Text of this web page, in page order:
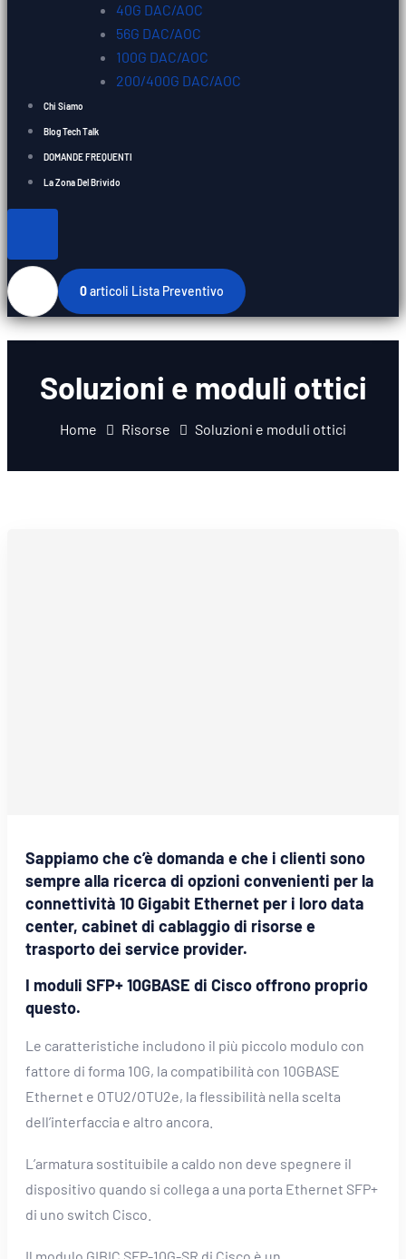
40G DAC/AOC
56G DAC/AOC
100G DAC/AOC
200/400G DAC/AOC
Chi Siamo
Blog Tech Talk
DOMANDE FREQUENTI
La Zona Del Brivido
0articoli Lista Preventivo
Soluzioni e moduli ottici
Home Risorse Soluzioni e moduli ottici
Sappiamo che c’è domanda e che i clienti sono
sempre alla ricerca di opzioni convenienti per la
connettività 10 Gigabit Ethernet per i loro data
center, cabinet di cablaggio di risorse e
trasporto dei service provider.
I moduli SFP+ 10GBASE di Cisco offrono proprio
questo.
Le caratteristiche includono il più piccolo modulo con
fattore di forma 10G, la compatibilità con 10GBASE
Ethernet e OTU2/OTU2e, la flessibilità nella scelta
dell’interfaccia e altro ancora.
L’armatura sostituibile a caldo non deve spegnere il
dispositivo quando si collega a una porta Ethernet SFP+
di uno switch Cisco.